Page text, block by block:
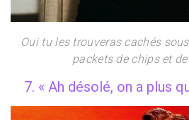
Oui tu les trouveras cachés
packets de chips et
7. « Ah désolé, on a plus